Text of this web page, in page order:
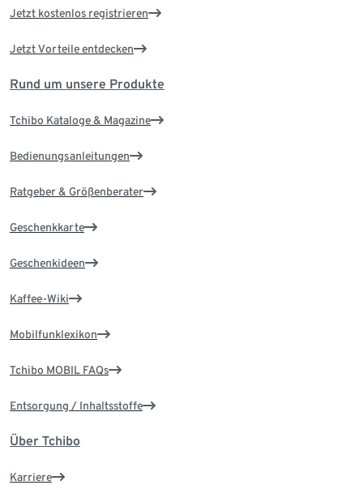
Jetzt kostenlos registrieren
Jetzt Vorteile entdecken
Rund um unsere Produkte
Tchibo Kataloge & Magazine
Bedienungsanleitungen
Ratgeber & Größenberater
Geschenkkarte
Geschenkideen
Kaffee-Wiki
Mobilfunklexikon
Tchibo MOBIL FAQs
Entsorgung / Inhaltsstoffe
Über Tchibo
Karriere